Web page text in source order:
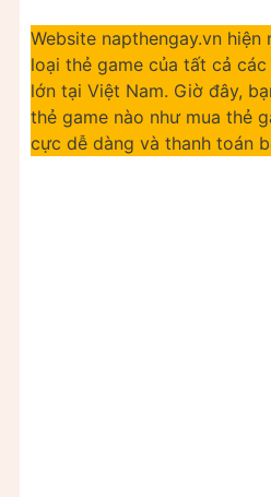
Website napthengay.vn hiện
loại thẻ game của tất cả
lớn tại Việt Nam. Giờ đây,
thẻ game nào như mua thẻ
cực dễ dàng và thanh toán